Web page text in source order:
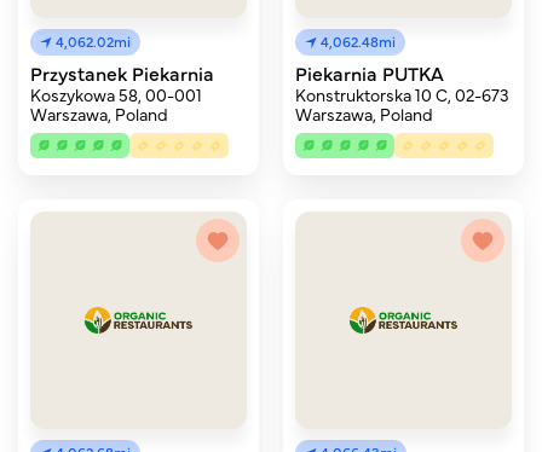
4,062.02mi
Przystanek Piekarnia
Koszykowa 58, 00-001
Warszawa, Poland
4,062.48mi
Piekarnia PUTKA
Konstruktorska 10 C, 02-673
Warszawa, Poland